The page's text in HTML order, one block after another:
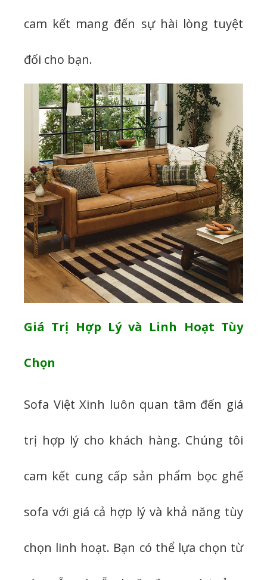
cam kết mang đến sự hài lòng tuyệt
đối cho bạn.
Giá Trị Hợp Lý và Linh Hoạt Tùy
Chọn
Sofa Việt Xinh luôn quan tâm đến giá
trị hợp lý cho khách hàng. Chúng tôi
cam kết cung cấp sản phẩm bọc ghế
sofa với giá cả hợp lý và khả năng tùy
chọn linh hoạt. Bạn có thể lựa chọn từ